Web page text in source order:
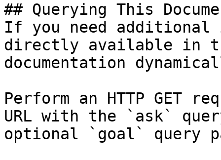
## Querying This
If you need
directly available in
documentation
Perform an HTTP GET
URL with the `ask`
optional `goal` query